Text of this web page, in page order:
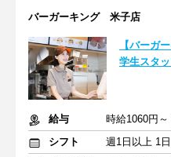
バーガーキング 米子店
【バーガ
学生スタ
給与
シフト